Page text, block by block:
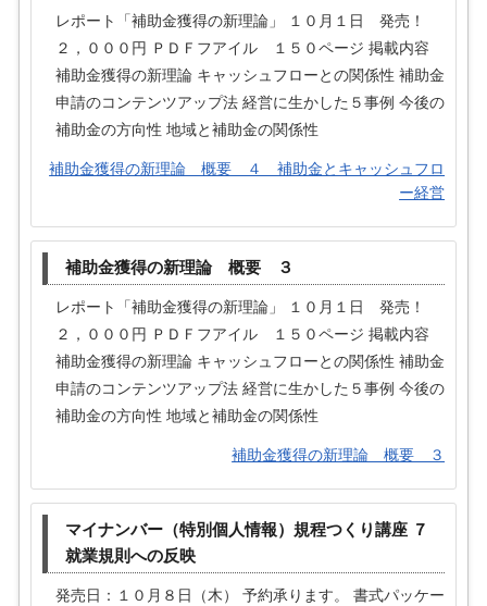
レポート「補助金獲得の新理論」 １０月１日 発売！
２，０００円 ＰＤＦフアイル １５０ページ 掲載内容
補助金獲得の新理論 キャッシュフローとの関係性 補助金
申請のコンテンツアップ法 経営に生かした５事例 今後の
補助金の方向性 地域と補助金の関係性
補助金獲得の新理論 概要 ４ 補助金とキャッシュフロ
ー経営
補助金獲得の新理論 概要 ３
レポート「補助金獲得の新理論」 １０月１日 発売！
２，０００円 ＰＤＦフアイル １５０ページ 掲載内容
補助金獲得の新理論 キャッシュフローとの関係性 補助金
申請のコンテンツアップ法 経営に生かした５事例 今後の
補助金の方向性 地域と補助金の関係性
補助金獲得の新理論 概要 ３
マイナンバー（特別個人情報）規程つくり講座 ７
就業規則への反映
発売日：１０月８日（木） 予約承ります。 書式パッケー